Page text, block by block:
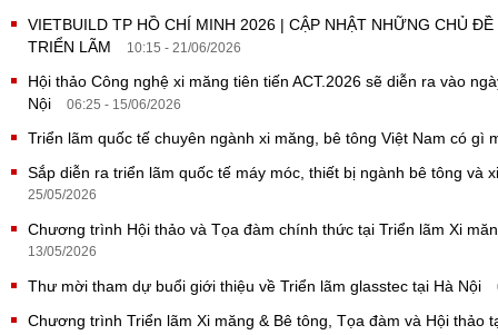
VIETBUILD TP HỒ CHÍ MINH 2026 | CẬP NHẬT NHỮNG CHỦ
TRIỂN LÃM
10:15 - 21/06/2026
Hội thảo Công nghệ xi măng tiên tiến ACT.2026 sẽ diễn ra vào
Nội
06:25 - 15/06/2026
Triển lãm quốc tế chuyên ngành xi măng, bê tông Việt Nam có gì
Sắp diễn ra triển lãm quốc tế máy móc, thiết bị ngành bê tông và
25/05/2026
Chương trình Hội thảo và Tọa đàm chính thức tại Triển lãm Xi
13/05/2026
Thư mời tham dự buổi giới thiệu về Triển lãm glasstec tại Hà Nội
Chương trình Triển lãm Xi măng & Bê tông, Tọa đàm và Hội thảo